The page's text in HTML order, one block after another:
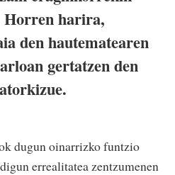
Horren harira,
den hautematearen
gertatzen den
dugun oinarrizko funtzio
errealitatea zentzumenen